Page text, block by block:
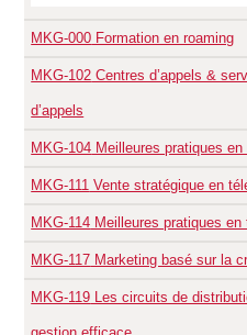
MKG-000 Formation en roaming
MKG-102 Centres d’appels &
d’appels
MKG-104 Meilleures pratiques
MKG-111 Vente stratégique en
MKG-114 Meilleures pratiques
MKG-117 Marketing basé sur la
MKG-119 Les circuits de